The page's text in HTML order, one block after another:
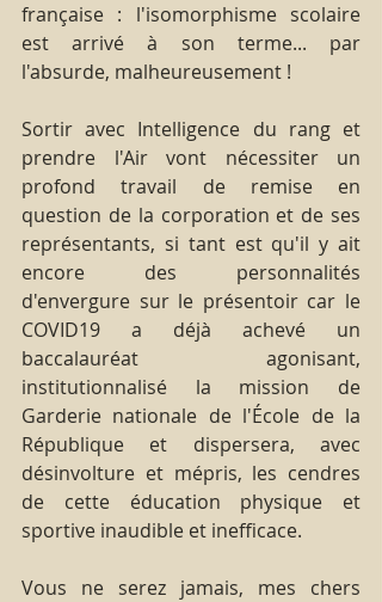
française : l'isomorphisme scolaire
est arrivé à son terme... par
l'absurde, malheureusement !
Sortir avec Intelligence du rang et
prendre l'Air vont nécessiter un
profond travail de remise en
question de la corporation et de ses
représentants, si tant est qu'il y ait
encore des personnalités
d'envergure sur le présentoir car le
COVID19 a déjà achevé un
baccalauréat agonisant,
institutionnalisé la mission de
Garderie nationale de l'École de la
République et dispersera, avec
désinvolture et mépris, les cendres
de cette éducation physique et
sportive inaudible et inefficace.
Vous ne serez jamais, mes chers